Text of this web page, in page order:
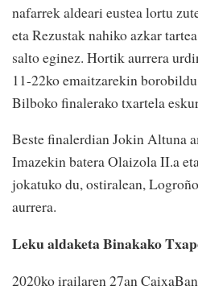
nafarrek aldeari eustea lortu
eta Rezustak nahiko azkar
salto eginez. Hortik aurrera
11-22ko emaitzarekin
Bilboko finalerako txartela
Beste finalerdian Jokin Altuna
Imazekin batera Olaizola II.a
jokatuko du, ostiralean,
aurrera.
Leku aldaketa Binakako
2020ko irailaren 27an